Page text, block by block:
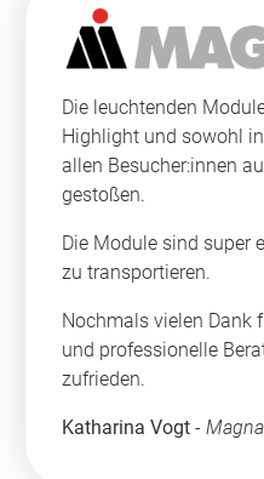
Die leuchtenden
Highlight und sowohl
allen Besucher:innen
gestoßen.
Die Module sind super
zu transportieren.
Nochmals vielen Dank
und professionelle
zufrieden.
Katharina Vogt - Magna